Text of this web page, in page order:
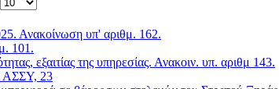
Ανακοίνωση υπ' αριθμ. 162.
101.
εξαιτίας της υπηρεσίας. Ανακοιν. υπ. αριθμ 143.
ΑΣΣΥ, 23